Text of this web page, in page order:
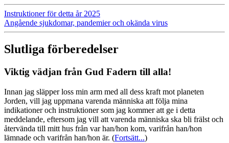
Instruktioner för detta år 2025
Angående sjukdomar, pandemier och okända virus
Slutliga förberedelser
Viktig vädjan från Gud Fadern till alla!
Innan jag släpper loss min arm med all dess kraft mot planeten
Jorden, vill jag uppmana varenda människa att följa mina
indikationer och instruktioner som jag kommer att ge i detta
meddelande, eftersom jag vill att varenda människa ska bli frälst och
återvända till mitt hus från var han/hon kom, varifrån han/hon
lämnade och varifrån han/hon är. (Fortsätt...)